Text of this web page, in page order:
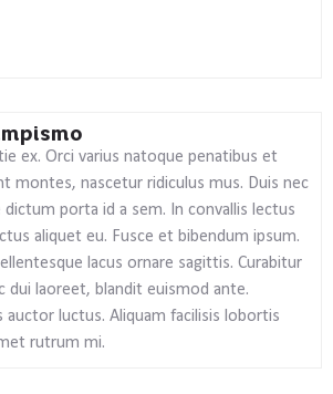
ex. Orci varius natoque penatibus et
montes, nascetur ridiculus mus. Duis nec
dictum porta id a sem. In convallis lectus
aliquet eu. Fusce et bibendum ipsum.
lacus ornare sagittis. Curabitur
dui laoreet, blandit euismod ante.
auctor luctus. Aliquam facilisis lobortis
rutrum mi.